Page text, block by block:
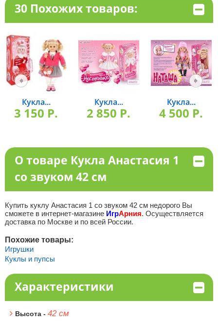
30 Похожих товаров:
Кукла...
3 150 P.
Кукла...
2 850 P.
Кукла...
4 500 P.
О товаре Кукла Анастасия 1
со звуком 42 см
Купить куклу Анастасия 1 со звуком 42 см недорого Вы
сможете в интернет-магазине ИгрАрния. Осуществляется
доставка по Москве и по всей России.
Похожие товары:
Игрушки
Куклы и пупсы
Характеристики
Высота - 42 см